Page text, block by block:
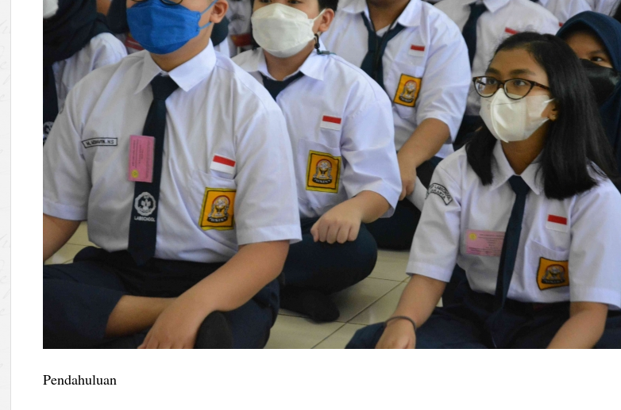
Pendahuluan